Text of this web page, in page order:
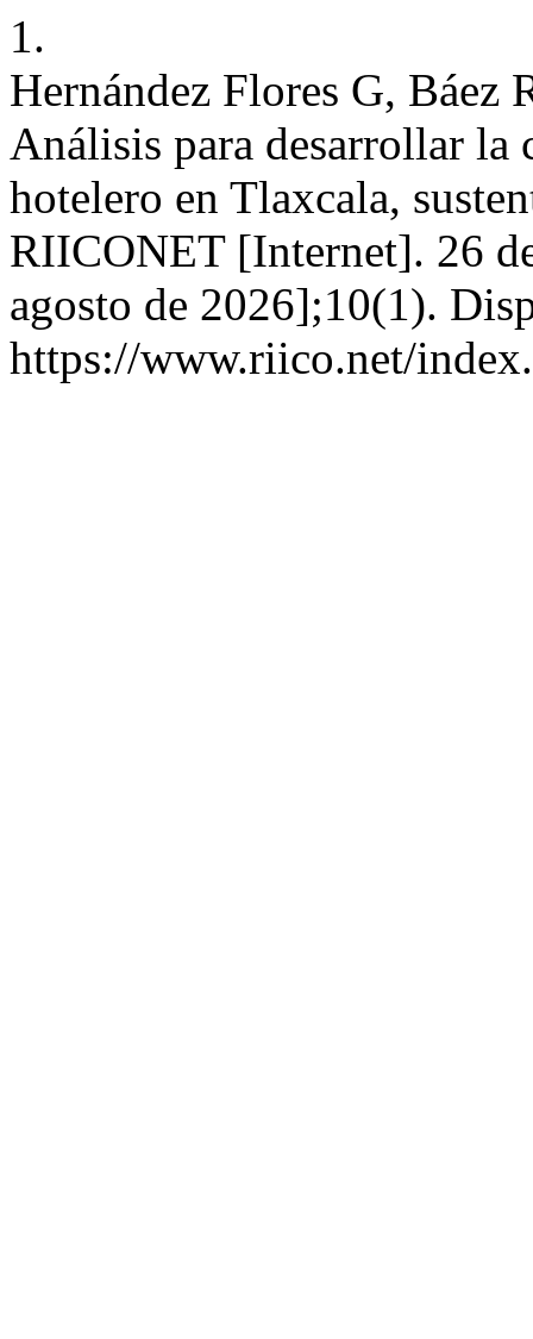
1.
Hernández Flores G, Báez
Análisis para desarrollar
hotelero en Tlaxcala,
RIICONET [Internet]. 26
agosto de 2026];10(1).
https://www.riico.net/